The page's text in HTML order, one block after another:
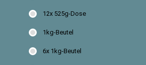
12x 525g-Dose
1kg-Beutel
6x 1kg-Beutel